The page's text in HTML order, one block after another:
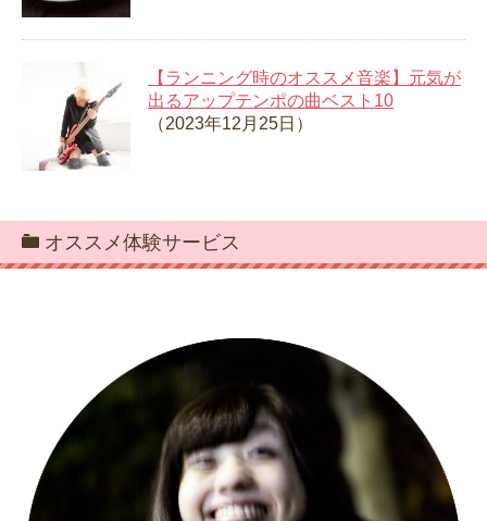
【ランニング時のオススメ音楽】元気が
出るアップテンポの曲ベスト10
（2023年12月25日）
オススメ体験サービス